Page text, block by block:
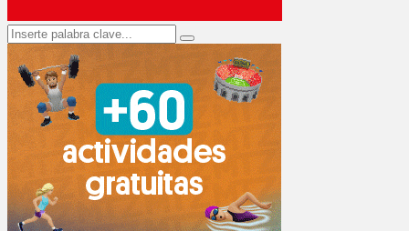
Search
for:
Search